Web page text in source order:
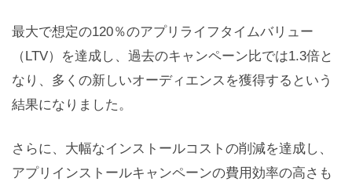
最大で想定の120％のアプリライフタイムバリュー
（LTV）を達成し、過去のキャンペーン比では1.3倍と
なり、多くの新しいオーディエンスを獲得するという
結果になりました。
さらに、大幅なインストールコストの削減を達成し、
アプリインストールキャンペーンの費用効率の高さも